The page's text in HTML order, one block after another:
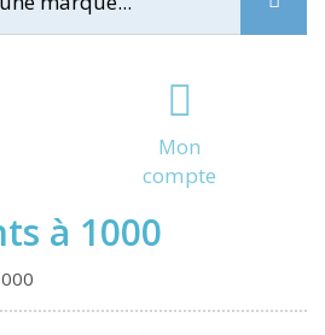
Mon
compte
à 1000